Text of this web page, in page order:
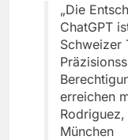
„Die
ChatGPT
Schweizer
erreichen
München